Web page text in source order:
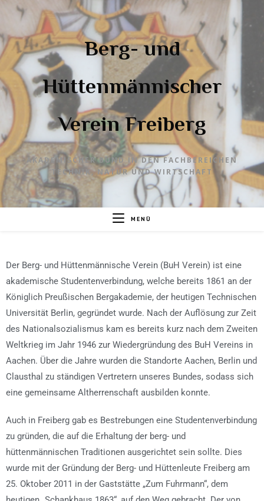
Berg- und
Hüttenmännischer
Verein Freiberg
AKADEMISCHER BUND IN DEN FACHBEREICHEN
TECHNIK, NATUR UND WIRTSCHAFT
MENÜ
Der Berg- und Hüttenmännische Verein (BuH Verein) ist eine
akademische Studentenverbindung, welche bereits 1861 an der
Königlich Preußischen Bergakademie, der heutigen Technischen
Universität Berlin, gegründet wurde. Nach der Auflösung zur Zeit
des Nationalsozialismus kam es bereits kurz nach dem Zweiten
Weltkrieg im Jahr 1946 zur Wiedergründung des BuH Vereins in
Aachen. Über die Jahre wurden die Standorte Aachen, Berlin und
Clausthal zu ständigen Vertretern unseres Bundes, sodass sich
eine gemeinsame Altherrenschaft ausbilden konnte.
Auch in Freiberg gab es Bestrebungen eine Studentenverbindung
zu gründen, die auf die Erhaltung der berg- und
hüttenmännischen Traditionen ausgerichtet sein sollte. Dies
wurde mit der Gründung der Berg- und Hüttenleute Freiberg am
25. Oktober 2011 in der Gaststätte „Zum Fuhrmann“, dem